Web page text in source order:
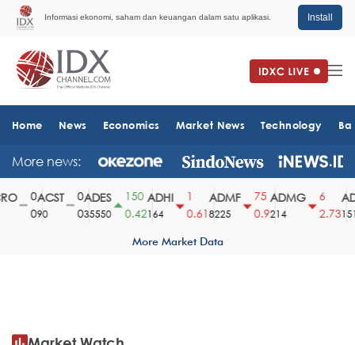
Informasi ekonomi, saham dan keuangan dalam satu aplikasi. Install
Home News Economics Market News Technology
More news:
ACST
90
ADES
35550
150
0.42
ADHI
164
0.61
ADMF
8225
75
0.9
ADMG
214
2.731510
More Market Data